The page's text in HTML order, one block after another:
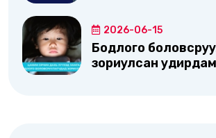
2026-06-15
Бодлого
зориулсан